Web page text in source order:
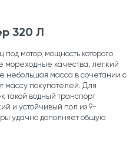
320 Л
мотор, мощность которого
мореходные качества, легкий
небольшая масса в сочетании с
массу покупателей. Для
такой водный транспорт
и устойчивый пол из 9-
удачно дополняет общую